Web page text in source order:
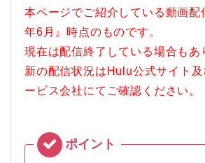
本ページでご紹介している動画配
年6月』時点のものです。
現在は配信終了している場合もあ
新の配信状況はHulu公式サイト
ービス会社にてご確認ください。